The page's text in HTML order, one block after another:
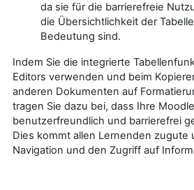
da sie für die barrierefreie
die Übersichtlichkeit der
Bedeutung sind.
Indem Sie die integrierte
Editors verwenden und beim
anderen Dokumenten auf
tragen Sie dazu bei, dass Ihre
benutzerfreundlich und barrierefrei
Dies kommt allen Lernenden zugute
Navigation und den Zugriff auf